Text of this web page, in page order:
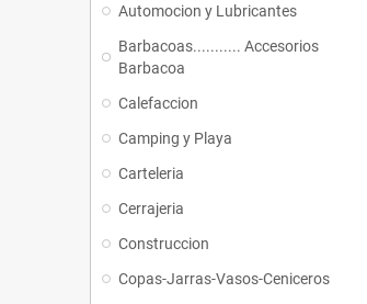
Automocion y Lubricantes
Barbacoas........... Accesorios
Barbacoa
Calefaccion
Camping y Playa
Carteleria
Cerrajeria
Construccion
Copas-Jarras-Vasos-Ceniceros